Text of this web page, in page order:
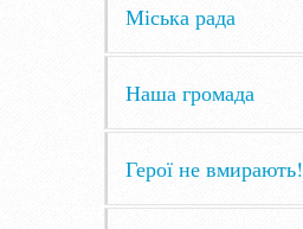
Міська рада
Наша громада
Герої не вмирають!